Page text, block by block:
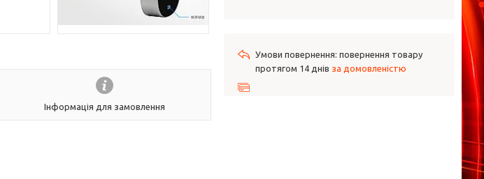
Інформація для замовлення
повернення товару
протягом 14 днів за домовленістю